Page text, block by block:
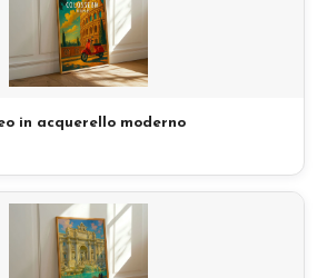
in acquerello moderno